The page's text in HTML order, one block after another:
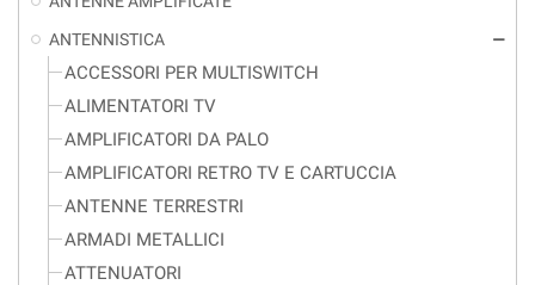
ANTENNISTICA
remove
ACCESSORI PER MULTISWITCH
ALIMENTATORI TV
AMPLIFICATORI DA PALO
AMPLIFICATORI RETRO TV E CARTUCCIA
ANTENNE TERRESTRI
ARMADI METALLICI
ATTENUATORI